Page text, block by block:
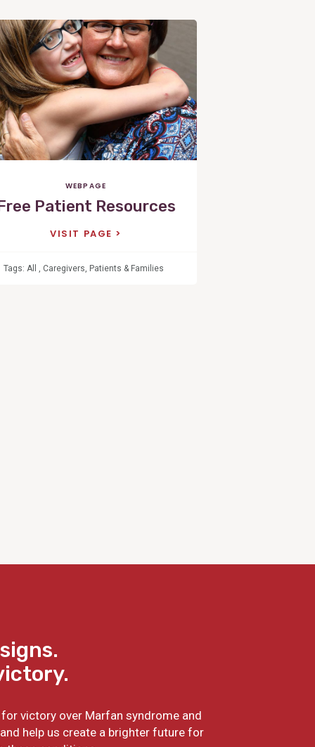
View
Post
WEBPAGE
Patient Resources
VISIT PAGE
Tags: All Caregivers Patients & Families
victory over Marfan syndrome and
help us create a brighter future for